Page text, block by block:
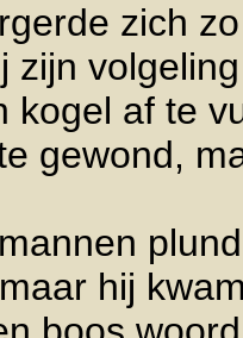
zich
zijn
kogel af te
gewond,
hij